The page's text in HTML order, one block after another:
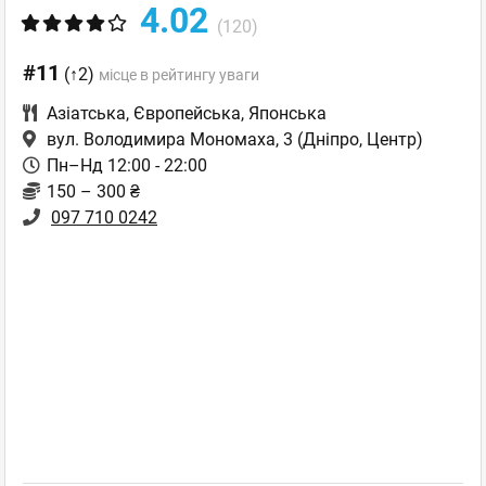
4.02 (120)
#11 (↑2) місце в рейтингу уваги
Азіатська, Європейська, Японська
вул. Володимира Мономаха, 3 (Дніпро, Центр)
Пн–Нд 12:00 - 22:00
150 – 300 ₴
097 710 0242